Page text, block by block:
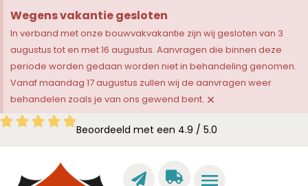
Wegens vakantie gesloten
In verband met onze bouwvakvakantie zijn wij gesloten van 3
augustus tot en met 16 augustus. Aanvragen die binnen deze
periode worden gedaan worden niet in behandeling genomen.
Vanaf maandag 17 augustus zullen wij de aanvragen weer
behandelen zoals je van ons gewend bent. ×
Beoordeeld met een 4.9 / 5.0